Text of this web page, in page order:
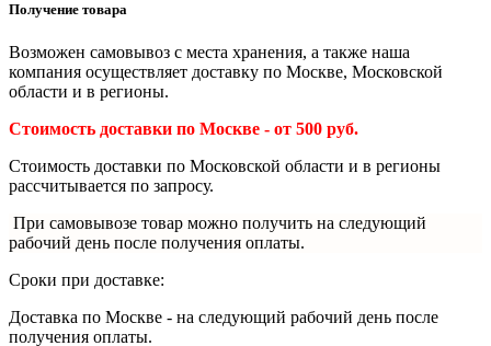
Получение товара
Возможен самовывоз с места хранения, а также наша
компания осуществляет доставку по Москве, Московской
области и в регионы.
Стоимость доставки по Москве - от 500 руб.
Стоимость доставки по Московской области и в регионы
рассчитывается по запросу.
При самовывозе товар можно получить на следующий
рабочий день после получения оплаты.
Сроки при доставке:
Доставка по Москве - на следующий рабочий день после
получения оплаты.